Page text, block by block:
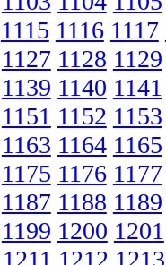
1115 1116 1117
1127 1128 1129
1139 1140 1141
1151 1152 1153
1163 1164 1165
1175 1176 1177
1187 1188 1189
1199 1200 1201
1211 1212 1213